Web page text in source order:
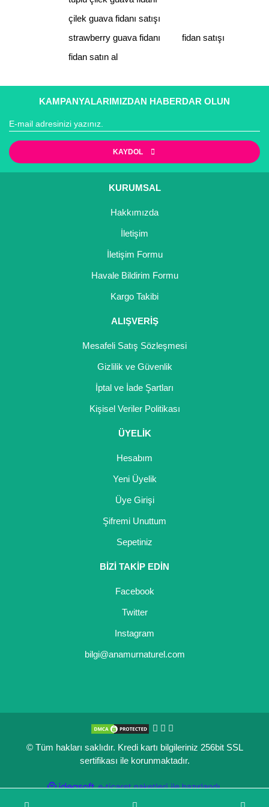
çilek guava fidanı satışı
strawberry guava fidanı
fidan satışı
fidan satın al
KAMPANYALARIMIZDAN HABERDAR OLUN
KAYDOL
KURUMSAL
Hakkımızda
İletişim
İletişim Formu
Havale Bildirim Formu
Kargo Takibi
ALIŞVERİŞ
Mesafeli Satış Sözleşmesi
Gizlilik ve Güvenlik
İptal ve İade Şartları
Kişisel Veriler Politikası
ÜYELİK
Hesabım
Yeni Üyelik
Üye Girişi
Şifremi Unuttum
Sepetiniz
BİZİ TAKİP EDİN
Facebook
Twitter
Instagram
bilgi@anamurnaturel.com
© Tüm hakları saklıdır. Kredi kartı bilgileriniz 256bit SSL
sertifikası ile korunmaktadır.
ideasoft
e-
ile